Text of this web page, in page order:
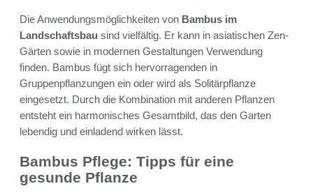
Die Anwendungsmöglichkeiten von Bambus im
Landschaftsbau sind vielfältig. Er kann in asiatischen Zen-
Gärten sowie in modernen Gestaltungen Verwendung
finden. Bambus fügt sich hervorragenden in
Gruppenpflanzungen ein oder wird als Solitärpflanze
eingesetzt. Durch die Kombination mit anderen Pflanzen
entsteht ein harmonisches Gesamtbild, das den Garten
lebendig und einladend wirken lässt.
Bambus Pflege: Tipps für eine
gesunde Pflanze